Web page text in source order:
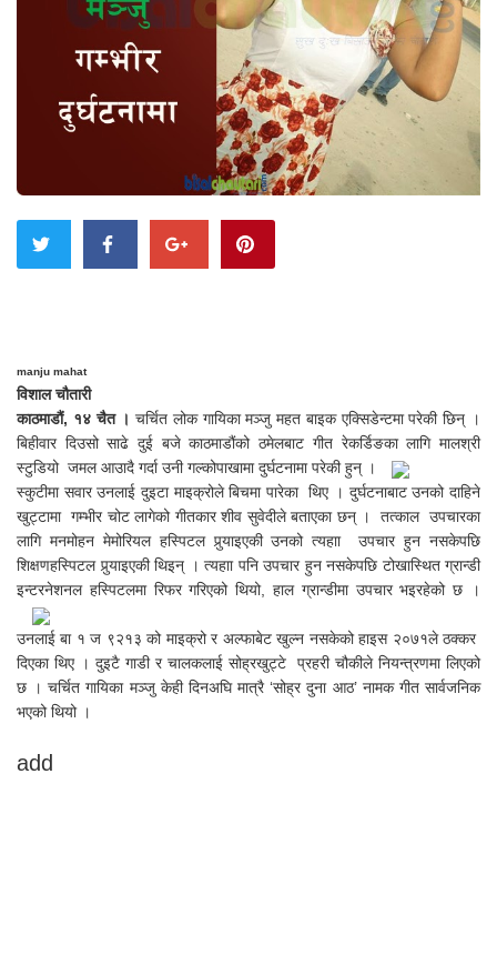
manju mahat
विशाल चौतारी
काठमाडौं, १४ चैत ।चर्चित लोक गायिका मञ्जु महत बाइक एक्सिडेन्टमा परेकी छिन् ।
बिहीवार दिउसो साढे दुई बजे काठमाडौंको ठमेलबाट गीत रेकर्डिङका लागि मालश्री
स्टुडियो जमल आउादै गर्दा उनी गल्कोपाखामा दुर्घटनामा परेकी हुन् ।
स्कुटीमा सवार उनलाई दुइटा माइक्रोले बिचमा पारेका थिए । दुर्घटनाबाट उनको दाहिने
खुट्टामा गम्भीर चोट लागेको गीतकार शीव सुवेदीले बताएका छन् । तत्काल उपचारका
लागि मनमोहन मेमोरियल हस्पिटल पुर्‍याइएकी उनको त्यहाा उपचार हुन नसकेपछि
शिक्षणहस्पिटल पुर्‍याइएकी थिइन् । त्यहाा पनि उपचार हुन नसकेपछि टोखास्थित ग्रान्डी
इन्टरनेशनल हस्पिटलमा रिफर गरिएको थियो, हाल ग्रान्डीमा उपचार भइरहेको छ ।
उनलाई बा १ ज ९२१३ को माइक्रो र अल्फाबेट खुल्न नसकेको हाइस २०७१ले ठक्कर
दिएका थिए । दुइटै गाडी र चालकलाई सोह्रखुट्टे प्रहरी चौकीले नियन्त्रणमा लिएको
छ । चर्चित गायिका मञ्जु केही दिनअघि मात्रै ‘सोह्र दुना आठ’ नामक गीत सार्वजनिक
भएको थियो ।
add